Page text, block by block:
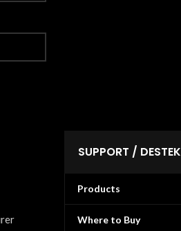
SUPPORT / DESTEK
Products
Where to Buy